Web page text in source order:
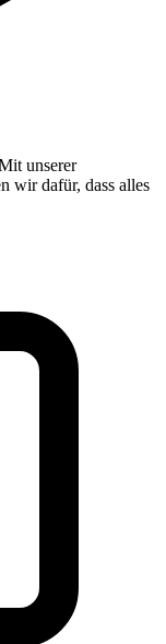
unserer
wir dafür, dass alles